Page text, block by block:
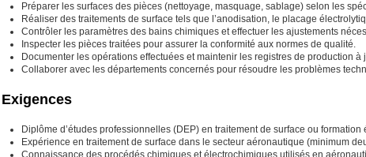
Préparer les surfaces des pièces (nettoyage, masquage, sablage) selon les
Réaliser des traitements de surface tels que l’anodisation, le placage
Contrôler les paramètres des bains chimiques et effectuer les ajustements
Inspecter les pièces traitées pour assurer la conformité aux normes de qualité.
Documenter les opérations effectuées et maintenir les registres de production à
Collaborer avec les départements concernés pour résoudre les problèmes
Exigences
Diplôme d’études professionnelles (DEP) en traitement de surface ou formation
Expérience en traitement de surface dans le secteur aéronautique (minimum